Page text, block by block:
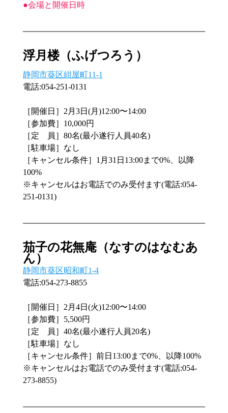
●会場と開催日時
浮月楼（ふげつろう）
静岡市葵区紺屋町11-1
電話:054-251-0131
［開催日］2月3日(月)12:00〜14:00
［参加費］10,000円
［定　員］80名(最小遂行人員40名)
［駐車場］なし
［キャンセル条件］1月31日13:00まで0%、以降
100%
※キャンセルはお電話でのみ受付ます(電話:054-
251-0131)
茄子の花無庵（なすのはなむあ
ん）
静岡市葵区昭和町1-4
電話:054-273-8855
［開催日］2月4日(火)12:00〜14:00
［参加費］5,500円
［定　員］40名(最小遂行人員20名)
［駐車場］なし
［キャンセル条件］前日13:00まで0%、以降100%
※キャンセルはお電話でのみ受付ます(電話:054-
273-8855)